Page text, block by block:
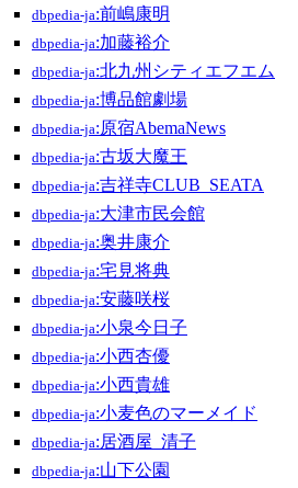
dbpedia-ja:前嶋康明
dbpedia-ja:加藤裕介
dbpedia-ja:北九州シティエフエム
dbpedia-ja:博品館劇場
dbpedia-ja:原宿AbemaNews
dbpedia-ja:古坂大魔王
dbpedia-ja:吉祥寺CLUB_SEATA
dbpedia-ja:大津市民会館
dbpedia-ja:奥井康介
dbpedia-ja:宅見将典
dbpedia-ja:安藤咲桜
dbpedia-ja:小泉今日子
dbpedia-ja:小西杏優
dbpedia-ja:小西貴雄
dbpedia-ja:小麦色のマーメイド
dbpedia-ja:居酒屋_清子
dbpedia-ja:山下公園